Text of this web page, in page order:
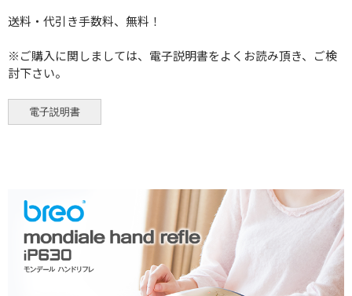
送料・代引き手数料、無料！
※ご購入に関しましては、電子説明書をよくお読み頂き、ご検
討下さい。